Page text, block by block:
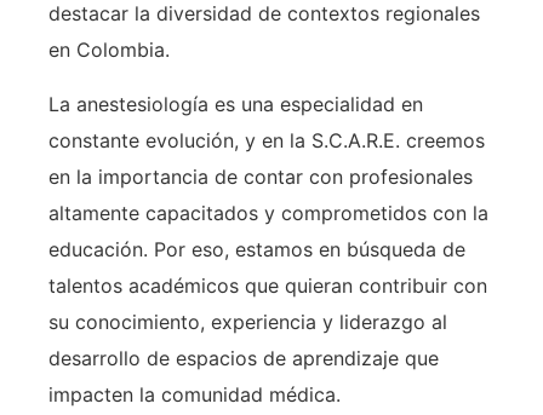
destacar la diversidad de contextos regionales
en Colombia.
La anestesiología es una especialidad en
constante evolución, y en la S.C.A.R.E. creemos
en la importancia de contar con profesionales
altamente capacitados y comprometidos con la
educación. Por eso, estamos en búsqueda de
talentos académicos que quieran contribuir con
su conocimiento, experiencia y liderazgo al
desarrollo de espacios de aprendizaje que
impacten la comunidad médica.